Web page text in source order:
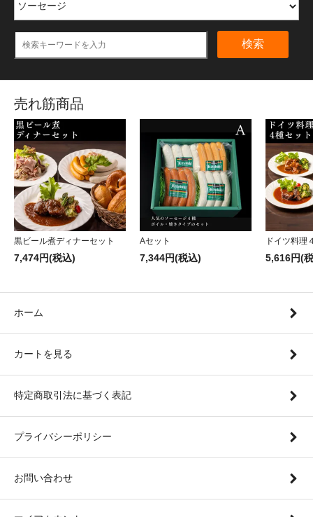
検索
売れ筋商品
黒ビール煮ディナーセット
7,474円(税込)
Aセット
7,344円(税込)
ドイツ料理
5,616円(
ホーム
カートを見る
特定商取引法に基づく表記
プライバシーポリシー
お問い合わせ